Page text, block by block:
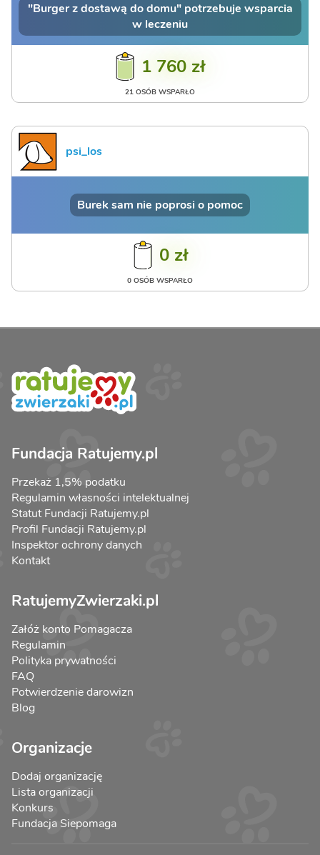
"Burger z dostawą do domu" potrzebuje wsparcia
w leczeniu
1 760 zł
21 OSÓB WSPARŁO
psi_los
Burek sam nie poprosi o pomoc
0 zł
0 OSÓB WSPARŁO
Fundacja Ratujemy.pl
Przekaż 1,5% podatku
Regulamin własności intelektualnej
Statut Fundacji Ratujemy.pl
Profil Fundacji Ratujemy.pl
Inspektor ochrony danych
Kontakt
RatujemyZwierzaki.pl
Załóż konto Pomagacza
Regulamin
Polityka prywatności
FAQ
Potwierdzenie darowizn
Blog
Organizacje
Dodaj organizację
Lista organizacji
Konkurs
Fundacja Siepomaga